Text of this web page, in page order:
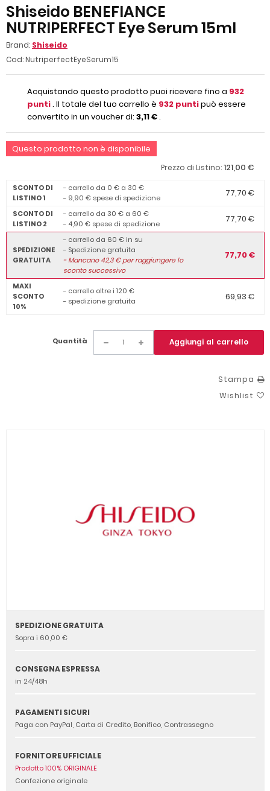
Shiseido BENEFIANCE
NUTRIPERFECT Eye Serum 15ml
Brand: Shiseido
Cod:NutriperfectEyeSerum15
Acquistando questo prodotto puoi ricevere fino a 932
punti. Il totale del tuo carrello è 932 puntipuò essere
convertito in un voucher di: 3,11 €.
Questo prodotto non è disponibile
Prezzo di Listino:121,00 €
SCONTO DI
LISTINO 1
- carrello da 0 € a 30 €
- 9,90 € spese di spedizione
77,70 €
SCONTO DI
LISTINO 2
- carrello da 30 € a 60 €
- 4,90 € spese di spedizione
77,70 €
SPEDIZIONE
GRATUITA
- carrello da 60 € in su
- Spedizione gratuita
-Mancano42,3€ per raggiungere lo
sconto successivo
77,70 €
MAXI
SCONTO
10%
- carrello oltre i 120 €
- spedizione gratuita
69,93 €
Quantità Aggiungi al carrello
Stampa
Wishlist
SPEDIZIONE GRATUITA
Sopra i 60,00 €
CONSEGNA ESPRESSA
in 24/48h
PAGAMENTI SICURI
Paga con PayPal, Carta di Credito, Bonifico, Contrassegno
FORNITORE UFFICIALE
Prodotto 100% ORIGINALE
Confezione originale